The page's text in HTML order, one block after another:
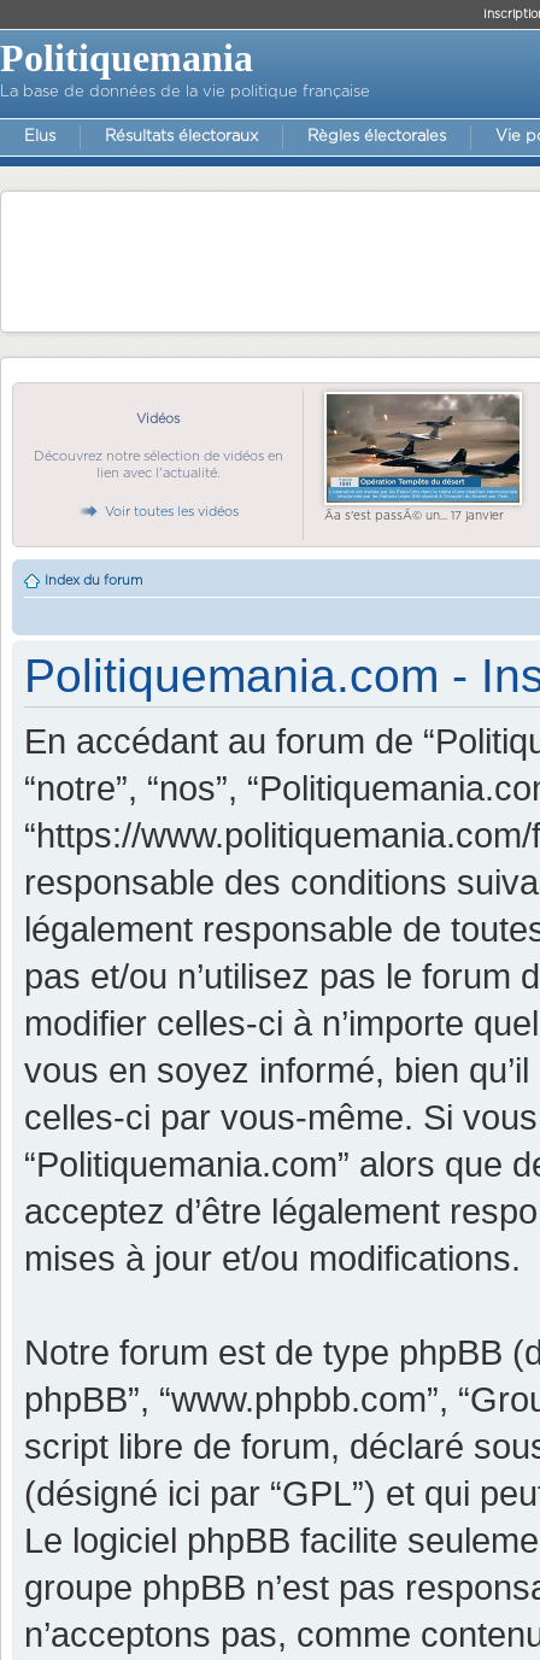
Politiquemania
La base de données de la vie politique française
Elus Résultats électoraux Règles électorales Vie
Vidéos
Découvrez notre sélection de vidéos en
lien avec l'actualité.
Voir toutes les vidéos Ãa s'est passÃ© un... 17 janvier
Index du forum
Politiquemania.com -
En accédant au forum de
“notre”, “nos”,
“https://
responsable des conditions
légalement responsable de
pas et/ou n’utilisez pas le forum
modifier celles-ci à n’importe
vous en soyez informé, bien
celles-ci par vous-même. Si
“Politiquemania.com” alors que
acceptez d’être légalement
mises à jour et/ou modifications.
Notre forum est de type phpBB
phpBB”, “www.phpbb.com”,
script libre de forum, déclaré
(désigné ici par “GPL”) et qui
Le logiciel phpBB facilite
groupe phpBB n’est pas
n’acceptons pas, comme